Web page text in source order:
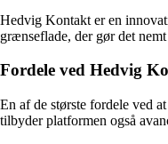
Hedvig Kontakt er en
grænseflade, der gør det
Fordele ved Hedvig
En af de største fordele ved
tilbyder platformen også